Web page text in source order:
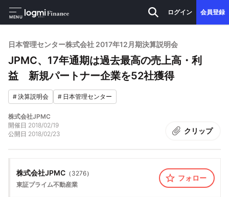
MENU
ログイン 会員登録
日本管理センター株式会社 2017年12月期決算説明会
JPMC、17年通期は過去最高の売上高・利
益 新規パートナー企業を52社獲得
#決算説明会 # 日本管理センター
株式会社JPMC
開催日 2018/02/19
公開日 2018/02/23 クリップ
株式会社JPMC （ 3276）
東証プライム不動産業
フォロー